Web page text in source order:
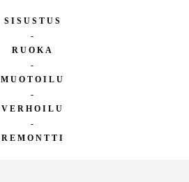
SISUSTUS
-
RUOKA
-
MUOTOILU
-
VERHOILU
-
REMONTTI